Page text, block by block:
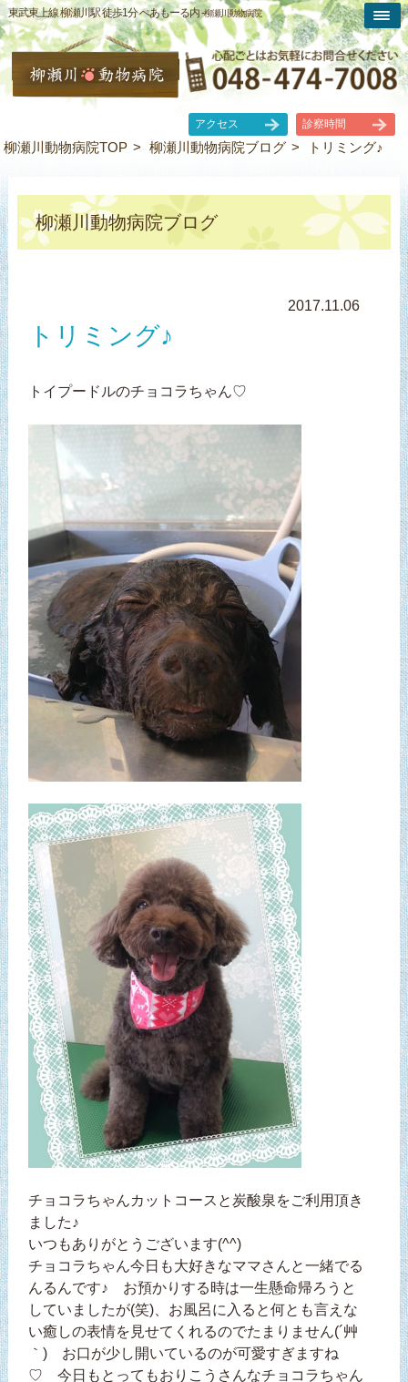
東武東上線 柳瀬川駅 徒歩1分 ぺあもーる内 -柳瀬川動物病院
アクセス 診察時間
柳瀬川動物病院TOP 柳瀬川動物病院ブログ トリミング♪
柳瀬川動物病院ブログ
2017.11.06
トリミング♪
トイプードルのチョコラちゃん♡
チョコラちゃんカットコースと炭酸泉をご利用頂き
ました♪
いつもありがとうございます(^^)
チョコラちゃん今日も大好きなママさんと一緒でる
んるんです♪ お預かりする時は一生懸命帰ろうと
していましたが(笑)、お風呂に入ると何とも言えな
い癒しの表情を見せてくれるのでたまりません(´艸
｀) お口が少し開いているのが可愛すぎますね
♡ 今日もとってもおりこうさんなチョコラちゃん